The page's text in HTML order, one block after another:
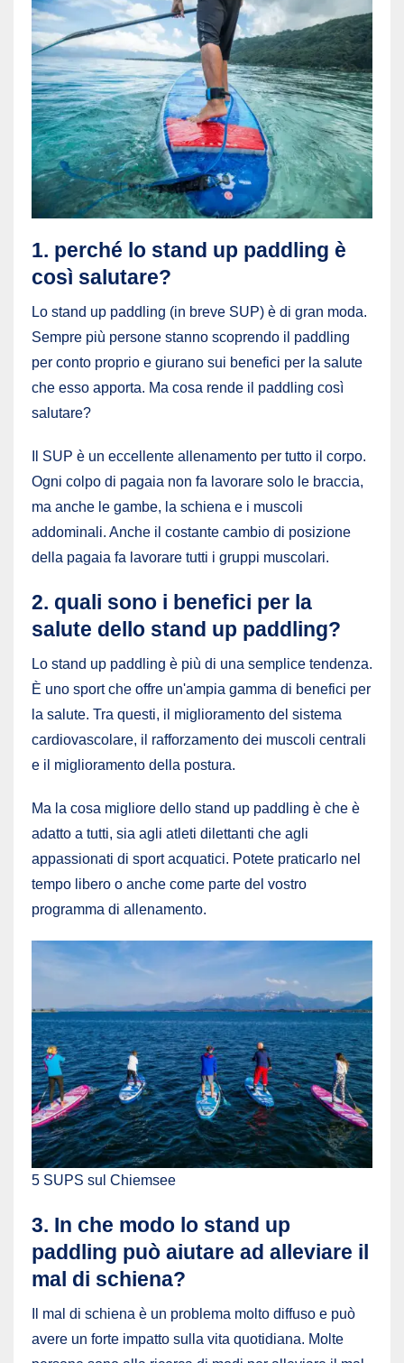
1. perché lo stand up paddling è
così salutare?
Lo stand up paddling (in breve SUP) è di gran moda.
Sempre più persone stanno scoprendo il paddling
per conto proprio e giurano sui benefici per la salute
che esso apporta. Ma cosa rende il paddling così
salutare?
Il SUP è un eccellente allenamento per tutto il corpo.
Ogni colpo di pagaia non fa lavorare solo le braccia,
ma anche le gambe, la schiena e i muscoli
addominali. Anche il costante cambio di posizione
della pagaia fa lavorare tutti i gruppi muscolari.
2. quali sono i benefici per la
salute dello stand up paddling?
Lo stand up paddling è più di una semplice tendenza.
È uno sport che offre un'ampia gamma di benefici per
la salute. Tra questi, il miglioramento del sistema
cardiovascolare, il rafforzamento dei muscoli centrali
e il miglioramento della postura.
Ma la cosa migliore dello stand up paddling è che è
adatto a tutti, sia agli atleti dilettanti che agli
appassionati di sport acquatici. Potete praticarlo nel
tempo libero o anche come parte del vostro
programma di allenamento.
5 SUPS sul Chiemsee
3. In che modo lo stand up
paddling può aiutare ad alleviare il
mal di schiena?
Il mal di schiena è un problema molto diffuso e può
avere un forte impatto sulla vita quotidiana. Molte